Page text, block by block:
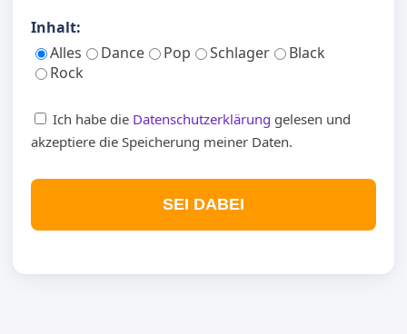
Inhalt:
Alles
Dance Pop Schlager
Black
Rock
Ich habe die Datenschutzerklärung gelesen und
akzeptiere die Speicherung meiner Daten.
SEI DABEI